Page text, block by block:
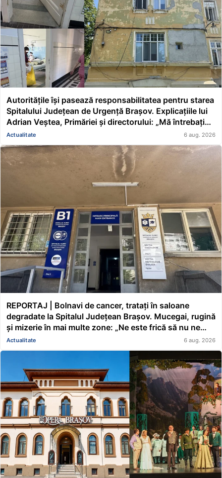
Autoritățile își pasează responsabilitatea pentru starea
Spitalului Județean de Urgență Brașov. Explicațiile lui
Adrian Veștea, Primăriei și directorului: „Mă întrebați
pe mine de ce nu s-au renovat în ultimii 36 de ani?”
Actualitate 6 aug. 2026
REPORTAJ | Bolnavi de cancer, tratați în saloane
degradate la Spitalul Județean Brașov. Mucegai, rugină
și mizerie în mai multe zone: „Ne este frică să nu ne
cadă tavanul în cap” FOTO/VIDEO
Actualitate 6 aug. 2026